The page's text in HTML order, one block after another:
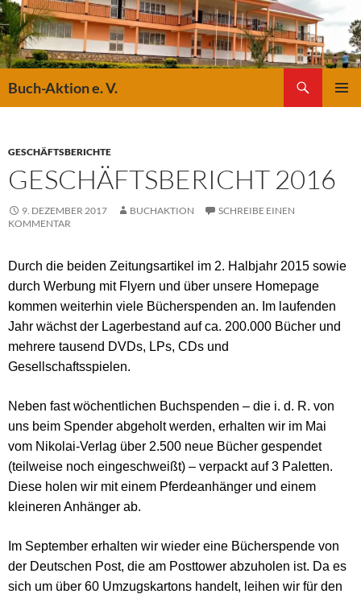
Buch-Aktion e. V.
GESCHÄFTSBERICHTE
GESCHÄFTSBERICHT 2016
9. DEZEMBER 2017 BUCHAKTION
SCHREIBE EINEN
KOMMENTAR
Durch die beiden Zeitungsartikel im 2. Halbjahr 2015 sowie
durch Werbung mit Flyern und über unsere Homepage
kommen weiterhin viele Bücherspenden an. Im laufenden
Jahr wächst der Lagerbestand auf ca. 200.000 Bücher und
mehrere tausend DVDs, LPs, CDs und
Gesellschaftsspielen.
Neben fast wöchentlichen Buchspenden – die i. d. R. von
uns beim Spender abgeholt werden, erhalten wir im Mai
vom Nikolai-Verlag über 2.500 neue Bücher gespendet
(teilweise noch eingeschweißt) – verpackt auf 3 Paletten.
Diese holen wir mit einem Pferdeanhänger und einem
kleineren Anhänger ab.
Im September erhalten wir wieder eine Bücherspende von
der Deutschen Post, die am Posttower abzuholen ist. Da es
sich um über 60 Umzugskartons handelt, leihen wir für den